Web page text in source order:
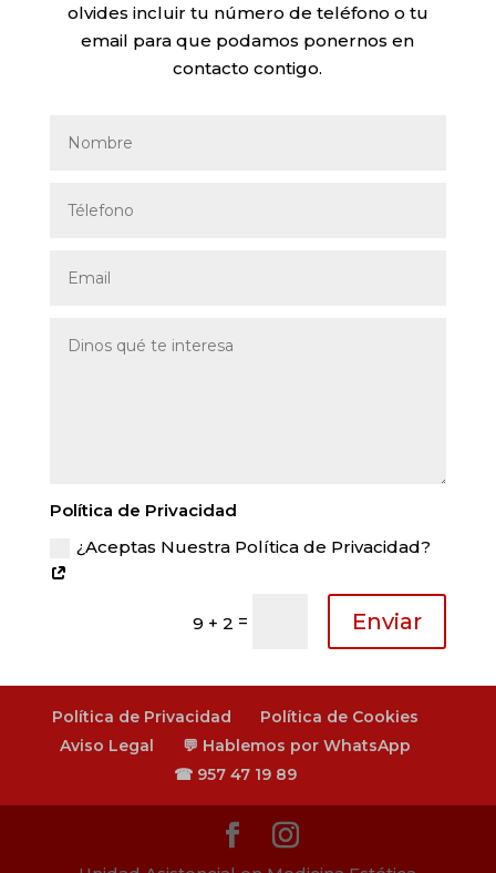
olvides incluir tu número de teléfono o tu
email para que podamos ponernos en
contacto contigo.
Política de Privacidad
¿Aceptas Nuestra Política de Privacidad?
9 + 2 = Enviar
Política de Privacidad
Política de Cookies
Aviso Legal
💬 Hablemos por WhatsApp
☎ 957 47 19 89